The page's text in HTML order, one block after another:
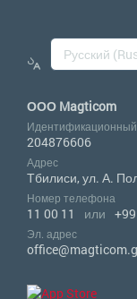
ООО Magticom
204876606
Адрес
Тбилиси, ул. А.
Номер телефона
11 00 11 или
Эл. адрес